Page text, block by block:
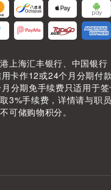
上海汇丰银行、中国银
卡作12或24个月分期付
分期免手续费只适用于
3%手续费，详情请与职
可储购物积分。